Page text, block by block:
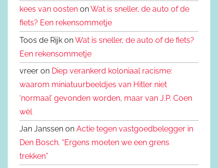
kees van oosten onWat is sneller, de auto of de
fiets? Een rekensommetje
Toos de Rijk onWat is sneller, de auto of de fiets?
Een rekensommetje
vreer on Diep verankerd koloniaal racisme:
waarom miniatuurbeeldjes van Hitler niet
‘normaal’ gevonden worden, maar van J.P. Coen
wèl
Jan Janssen on Actie tegen vastgoedbelegger in
Den Bosch. “Ergens moeten we een grens
trekken”